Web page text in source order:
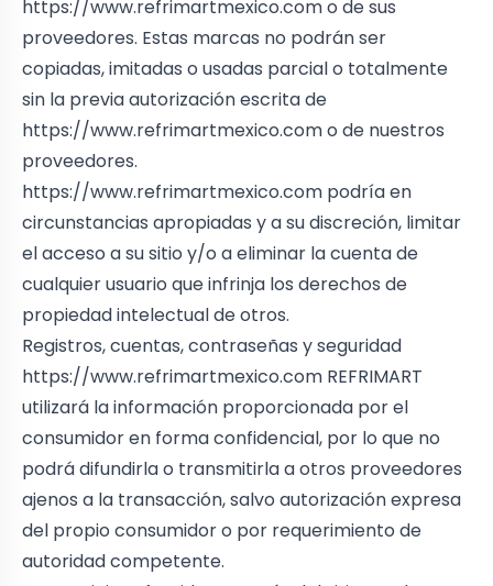
https://www.refrimartmexico.como de sus
proveedores. Estas marcas no podrán ser
copiadas, imitadas o usadas parcial o totalmente
sin la previa autorización escrita de
https://www.refrimartmexico.como de nuestros
proveedores.
https://www.refrimartmexico.com podría en
circunstancias apropiadas y a su discreción, limitar
el acceso a su sitio y/o a eliminar la cuenta de
cualquier usuario que infrinja los derechos de
propiedad intelectual de otros.
Registros, cuentas, contraseñas y seguridad
https://www.refrimartmexico.com REFRIMART
utilizará la información proporcionada por el
consumidor en forma confidencial, por lo que no
podrá difundirla o transmitirla a otros proveedores
ajenos a la transacción, salvo autorización expresa
del propio consumidor o por requerimiento de
autoridad competente.